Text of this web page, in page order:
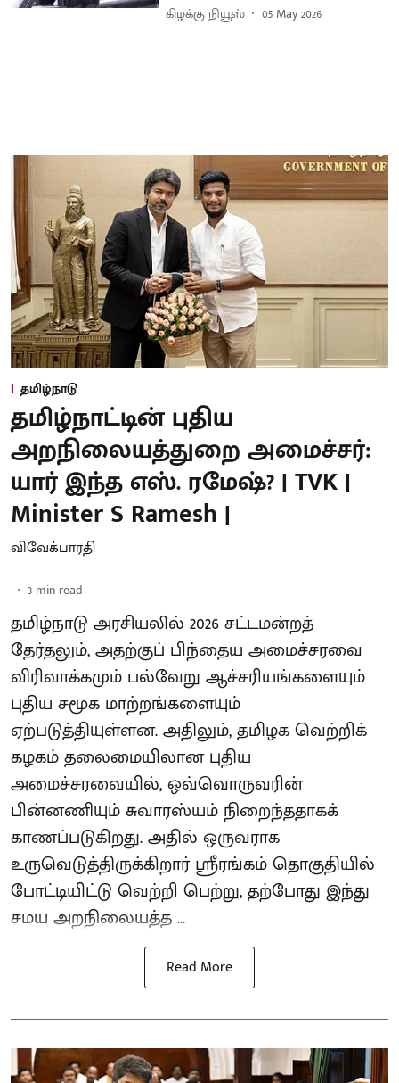
கிழக்கு நியூஸ் 05 May 2026
தமிழ்நாடு
தமிழ்நாட்டின் புதிய
அறநிலையத்துறை அமைச்சர்:
யார் இந்த எஸ். ரமேஷ்? | TVK |
Minister S Ramesh |
விவேக்பாரதி
3 min read
தமிழ்நாடு அரசியலில் 2026 சட்டமன்றத்
தேர்தலும், அதற்குப் பிந்தைய அமைச்சரவை
விரிவாக்கமும் பல்வேறு ஆச்சரியங்களையும்
புதிய சமூக மாற்றங்களையும்
ஏற்படுத்தியுள்ளன. அதிலும், தமிழக வெற்றிக்
கழகம் தலைமையிலான புதிய
அமைச்சரவையில், ஒவ்வொருவரின்
பின்னணியும் சுவாரஸ்யம் நிறைந்ததாகக்
காணப்படுகிறது. அதில் ஒருவராக
உருவெடுத்திருக்கிறார் ஸ்ரீரங்கம் தொகுதியில்
போட்டியிட்டு வெற்றி பெற்று, தற்போது இந்து
சமய அறநிலையத்த ...
Read More